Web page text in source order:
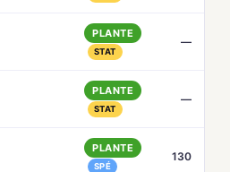
PLANTE
STAT
—
PLANTE
STAT
—
PLANTE
SPÉ
130